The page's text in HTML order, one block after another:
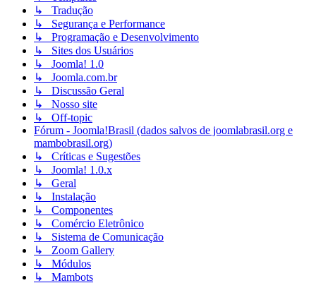
↳ Tradução
↳ Segurança e Performance
↳ Programação e Desenvolvimento
↳ Sites dos Usuários
↳ Joomla! 1.0
↳ Joomla.com.br
↳ Discussão Geral
↳ Nosso site
↳ Off-topic
Fórum - Joomla!Brasil (dados salvos de joomlabrasil.org e
mambobrasil.org)
↳ Críticas e Sugestões
↳ Joomla! 1.0.x
↳ Geral
↳ Instalação
↳ Componentes
↳ Comércio Eletrônico
↳ Sistema de Comunicação
↳ Zoom Gallery
↳ Módulos
↳ Mambots